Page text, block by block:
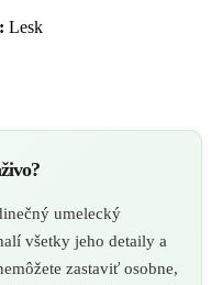
Lesk
umelecký
všetky jeho detaily a
zastaviť osobne,